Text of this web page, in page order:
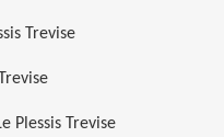
Trevise
Plessis Trevise